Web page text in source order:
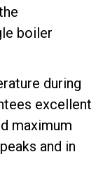
boiler
during
excellent
maximum
and in